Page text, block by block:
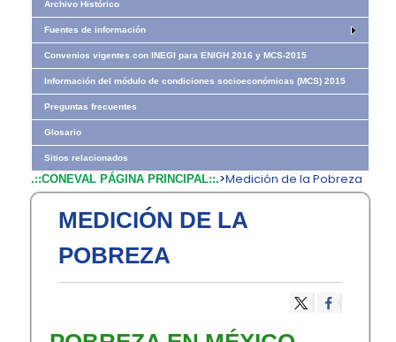
Archivo Histórico
Fuentes de información
Convenios vigentes con INEGI para ENIGH 2016 y MCS-2015
Información del módulo de condiciones socioeconómicas (MCS) 2015
Preguntas frecuentes
Glosario
Sitios relacionados
.::CONEVAL PÁGINA PRINCIPAL::.>Medición de la Pobreza
MEDICIÓN DE LA
POBREZA